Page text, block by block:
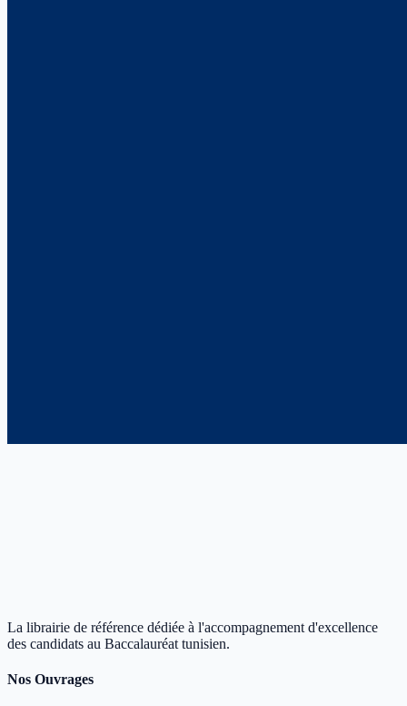
La librairie de référence dédiée à l'accompagnement d'excellence
des candidats au Baccalauréat tunisien.
Nos Ouvrages